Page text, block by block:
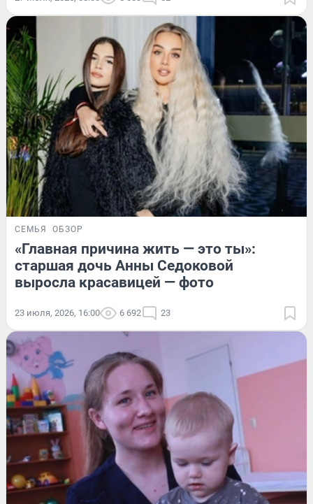
СЕМЬЯ ОБЗОР
«Главная причина жить — это ты»:
старшая дочь Анны Седоковой
выросла красавицей — фото
23 июля, 2026, 16:00 6 692 23